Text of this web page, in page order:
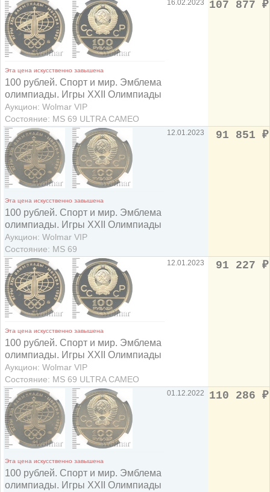
Эта цена искусственно завышена
100 рублей. Спорт и мир. Эмблема
олимпиады. Игры XXII Олимпиады
Аукцион: Wolmar VIP
Состояние: MS 69 ULTRA CAMEO
16.02.2023 107 877 ₽
Эта цена искусственно завышена
100 рублей. Спорт и мир. Эмблема
олимпиады. Игры XXII Олимпиады
Аукцион: Wolmar VIP
Состояние: MS 69
12.01.2023 91 851 ₽
Эта цена искусственно завышена
100 рублей. Спорт и мир. Эмблема
олимпиады. Игры XXII Олимпиады
Аукцион: Wolmar VIP
Состояние: MS 69 ULTRA CAMEO
12.01.2023 91 227 ₽
Эта цена искусственно завышена
100 рублей. Спорт и мир. Эмблема
олимпиады. Игры XXII Олимпиады
01.12.2022 110 286 ₽